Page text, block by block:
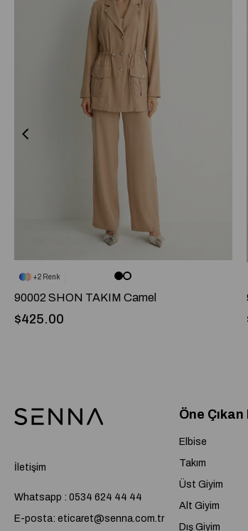
2
90002 SHON TAKIM Camel
$425.00
İletişim
Whatsapp : 0534 624 44 44
E-posta: eticaret@senna.com.tr
Öne
Elbise
Takım
Üst Giyim
Alt Giyim
Dış Giyim